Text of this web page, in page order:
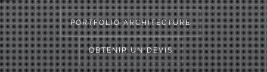
PORTFOLIO ARCHITECTURE
OBTENIR UN DEVIS